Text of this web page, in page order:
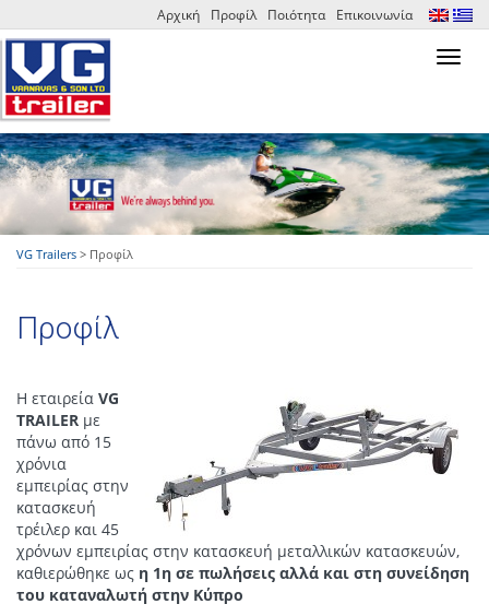
Αρχική Προφίλ Ποιότητα Επικοινωνία
VG Trailers > Προφίλ
Προφίλ
Η εταιρεία VG
TRAILER με
πάνω από 15
χρόνια
εμπειρίας στην
κατασκευή
τρέιλερ και 45
χρόνων εμπειρίας στην κατασκευή μεταλλικών κατασκευών,
καθιερώθηκε ως η 1η σε πωλήσεις αλλά και στη συνείδηση
του καταναλωτή στην Κύπρο